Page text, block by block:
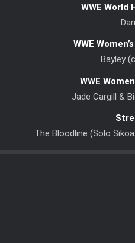
WWE
WWE
Bayley
WWE
Jade Cargill &
The Bloodline (Solo